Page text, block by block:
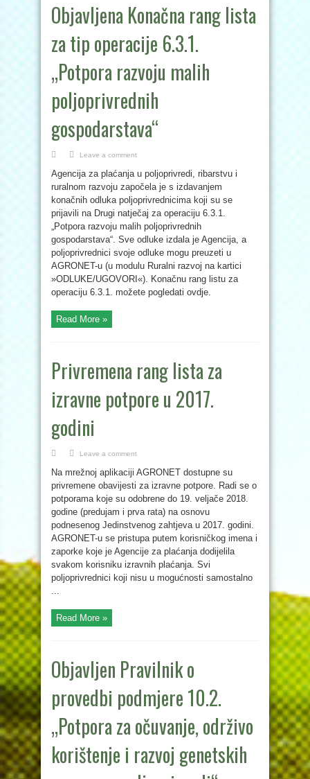
Objavljena Konačna rang lista
za tip operacije 6.3.1.
„Potpora razvoju malih
poljoprivrednih
gospodarstava“
Leave a comment
Agencija za plaćanja u poljoprivredi, ribarstvu i
ruralnom razvoju započela je s izdavanjem
konačnih odluka poljoprivrednicima koji su se
prijavili na Drugi natječaj za operaciju 6.3.1.
„Potpora razvoju malih poljoprivrednih
gospodarstava“. Sve odluke izdala je Agencija, a
poljoprivrednici svoje odluke mogu preuzeti u
AGRONET-u (u modulu Ruralni razvoj na kartici
»ODLUKE/UGOVORI«). Konačnu rang listu za
operaciju 6.3.1. možete pogledati ovdje.
Read More »
Privremena rang lista za
izravne potpore u 2017.
godini
Leave a comment
Na mrežnoj aplikaciji AGRONET dostupne su
privremene obavijesti za izravne potpore. Radi se o
potporama koje su odobrene do 19. veljače 2018.
godine (predujam i prva rata) na osnovu
podnesenog Jedinstvenog zahtjeva u 2017. godini.
AGRONET-u se pristupa putem korisničkog imena i
zaporke koje je Agencije za plaćanja dodijelila
svakom korisniku izravnih plaćanja. Svi
poljoprivrednici koji nisu u mogućnosti samostalno
...
Read More »
Objavljen Pravilnik o
provedbi podmjere 10.2.
„Potpora za očuvanje, održivo
korištenje i razvoj genetskih